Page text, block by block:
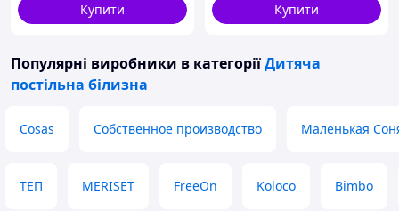
Купити
Купити
Популярні виробники в категоріїДитяча
постільна білизна
Cosas Собственное производство Маленькая
ТЕП MERISET FreeOn Koloco Bimbo